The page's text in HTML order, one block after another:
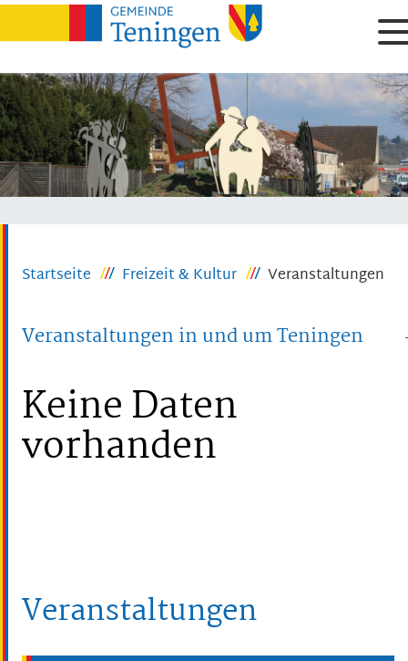
Startseite Freizeit & Kultur Veranstaltungen
Veranstaltungen in und um Teningen
Keine Daten
vorhanden
Veranstaltungen